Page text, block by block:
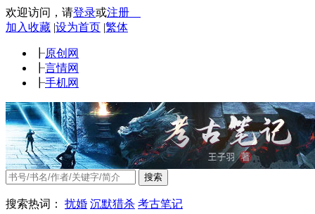
欢迎访问 ， 请登录或注册
加入收藏 |设为首页 |繁体
┠原创网
┠言情网
┠手机网
搜索
搜索热词： 扰婚 沉默猎杀 考古笔记